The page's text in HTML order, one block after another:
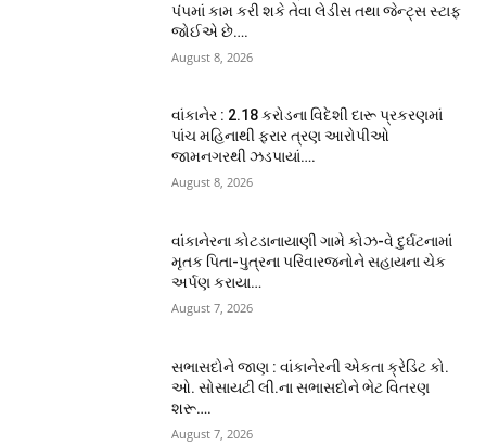
પંપમાં કામ કરી શકે તેવા લેડીસ તથા જેન્ટ્સ સ્ટાફ
જોઈએ છે….
August 8, 2026
વાંકાનેર : 2.18 કરોડના વિદેશી દારૂ પ્રકરણમાં
પાંચ મહિનાથી ફરાર ત્રણ આરોપીઓ
જામનગરથી ઝડપાયાં….
August 8, 2026
વાંકાનેરના કોટડાનાયાણી ગામે કોઝ-વે દુર્ઘટનામાં
મૃતક પિતા-પુત્રના પરિવારજનોને સહાયના ચેક
અર્પણ કરાયા…
August 7, 2026
સભાસદોને જાણ : વાંકાનેરની એકતા ક્રેડિટ કો.
ઓ. સોસાયટી લી.ના સભાસદોને ભેટ વિતરણ
શરૂ….
August 7, 2026